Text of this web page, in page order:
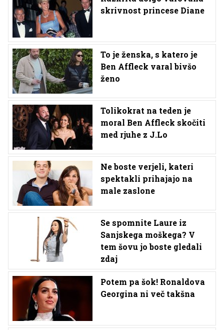
skrivnost princese Diane
To je ženska, s katero je
Ben Affleck varal bivšo
ženo
Tolikokrat na teden je
moral Ben Affleck skočiti
med rjuhe z J.Lo
Ne boste verjeli, kateri
spektakli prihajajo na
male zaslone
Se spomnite Laure iz
Sanjskega moškega? V
tem šovu jo boste gledali
zdaj
Potem pa šok! Ronaldova
Georgina ni več takšna